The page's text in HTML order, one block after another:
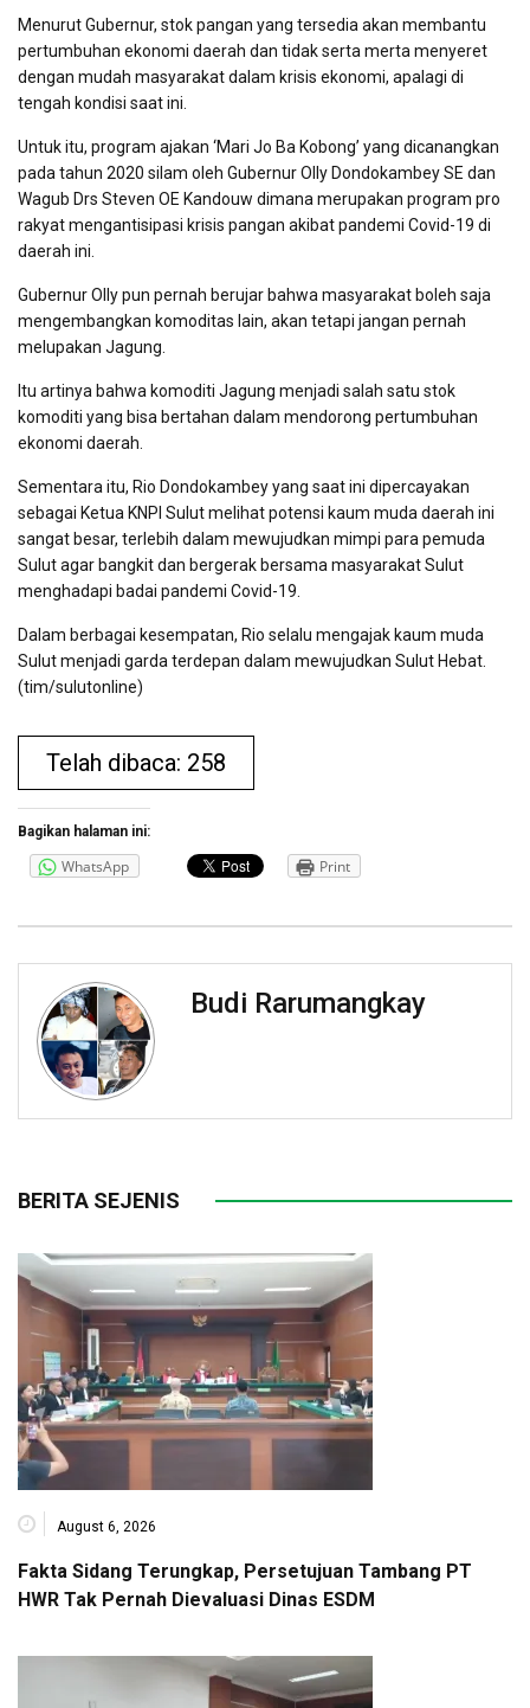
Menurut Gubernur, stok pangan yang tersedia akan membantu
pertumbuhan ekonomi daerah dan tidak serta merta menyeret
dengan mudah masyarakat dalam krisis ekonomi, apalagi di
tengah kondisi saat ini.
Untuk itu, program ajakan ‘Mari Jo Ba Kobong’ yang dicanangkan
pada tahun 2020 silam oleh Gubernur Olly Dondokambey SE dan
Wagub Drs Steven OE Kandouw dimana merupakan program pro
rakyat mengantisipasi krisis pangan akibat pandemi Covid-19 di
daerah ini.
Gubernur Olly pun pernah berujar bahwa masyarakat boleh saja
mengembangkan komoditas lain, akan tetapi jangan pernah
melupakan Jagung.
Itu artinya bahwa komoditi Jagung menjadi salah satu stok
komoditi yang bisa bertahan dalam mendorong pertumbuhan
ekonomi daerah.
Sementara itu, Rio Dondokambey yang saat ini dipercayakan
sebagai Ketua KNPI Sulut melihat potensi kaum muda daerah ini
sangat besar, terlebih dalam mewujudkan mimpi para pemuda
Sulut agar bangkit dan bergerak bersama masyarakat Sulut
menghadapi badai pandemi Covid-19.
Dalam berbagai kesempatan, Rio selalu mengajak kaum muda
Sulut menjadi garda terdepan dalam mewujudkan Sulut Hebat.
(tim/sulutonline)
Telah dibaca: 258
Bagikan halaman ini:
WhatsApp Print
Budi Rarumangkay
BERITA SEJENIS
August 6, 2026
Fakta Sidang Terungkap, Persetujuan Tambang PT
HWR Tak Pernah Dievaluasi Dinas ESDM